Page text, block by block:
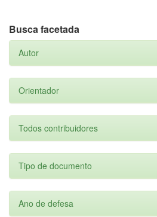
Busca facetada
Autor
Orientador
Todos contribuidores
Tipo de documento
Ano de defesa